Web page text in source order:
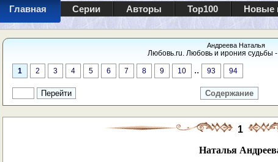
Главная Серии Авторы Top100 Новые
Андреева Наталья
Любовь.ru. Любовь и ирония судьбы
1 2 3 4 5 6 7 8 9 10 .. 93 94
Содержание
1
Наталья